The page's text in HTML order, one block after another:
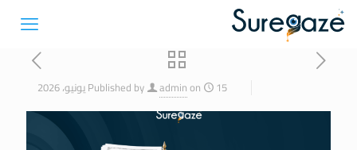
Published by adminon 15 يونيو، 2026